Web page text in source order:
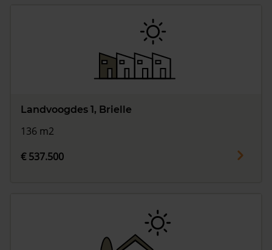
Landvoogdes 1, Brielle
136 m2
€ 537.500